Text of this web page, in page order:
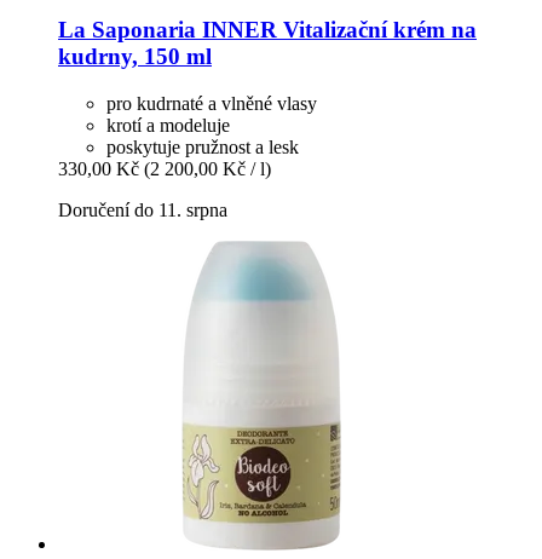
La Saponaria INNER Vitalizační krém na
kudrny, 150 ml
pro kudrnaté a vlněné vlasy
krotí a modeluje
poskytuje pružnost a lesk
330,00 Kč (2 200,00 Kč / l)
Doručení do 11. srpna